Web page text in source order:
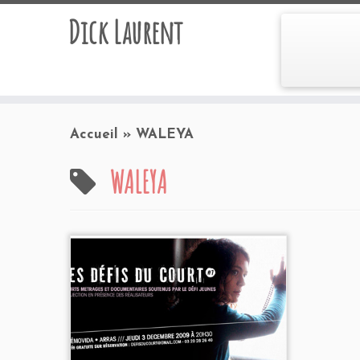
Dick Laurent
Accueil » WALEYA
WALEYA
Programmation 2009
Cinémovida
- Arras